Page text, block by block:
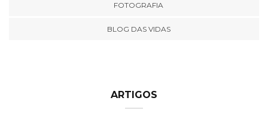
FOTOGRAFIA
BLOG DAS VIDAS
ARTIGOS